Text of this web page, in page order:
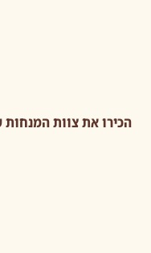
הכירו את צוות המנחות